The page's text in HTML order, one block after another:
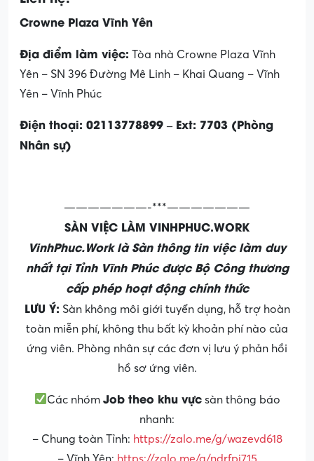
Crowne Plaza Vĩnh Yên
Địa điểm làm việc: Tòa nhà Crowne Plaza Vĩnh
Yên – SN 396 Đường Mê Linh – Khai Quang – Vĩnh
Yên – Vĩnh Phúc
Điện thoại: 02113778899 – Ext: 7703 (Phòng
Nhân sự)
———————-***———————
SÀN VIỆC LÀM VINHPHUC.WORK
VinhPhuc.Work là Sàn thông tin việc làm duy
nhất tại Tỉnh Vĩnh Phúc được Bộ Công thương
cấp phép hoạt động chính thức
LƯU Ý: Sàn không môi giới tuyển dụng, hỗ trợ hoàn
toàn miễn phí, không thu bất kỳ khoản phí nào của
ứng viên. Phòng nhân sự các đơn vị lưu ý phản hồi
hồ sơ ứng viên.
Các nhóm Job theo khu vựcsàn thông báo
nhanh:
– Chung toàn Tỉnh: https://zalo.me/g/wazevd618